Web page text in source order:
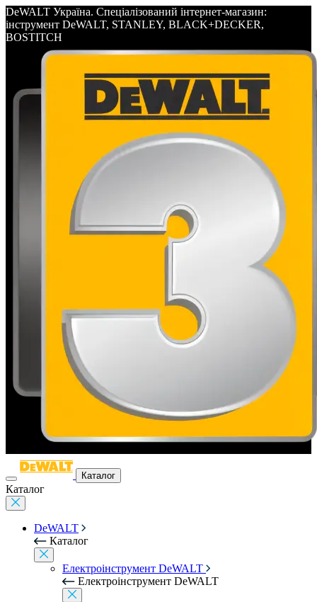
DeWALT Україна. Спеціалізований інтернет-магазин:
інструмент DeWALT, STANLEY, BLACK+DECKER,
BOSTITCH
Каталог
Каталог
DeWALT
Каталог
Електроінструмент DeWALT
Електроінструмент DeWALT